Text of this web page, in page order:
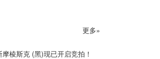
更多»
棱斯克 (黑)现已开启竞拍！